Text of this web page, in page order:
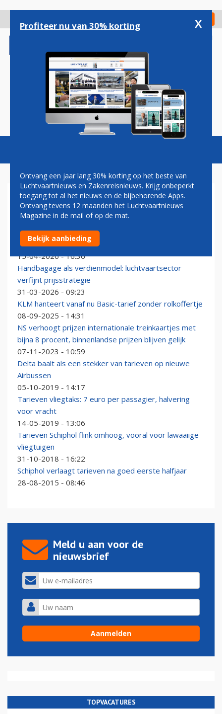
gaan
Check in
Magazine Podcasts Vacatures
TARIEVEN
Qantas schrapt vluchten naar VS en in eigen land
vanwege brandstoftekort
15-04-2026 - 16:36
Handbagage als verdienmodel: luchtvaartsector
verfijnt prijsstrategie
31-03-2026 - 09:23
KLM hanteert vanaf nu Basic-tarief zonder rolkoffertje
08-09-2025 - 14:31
NS verhoogt prijzen internationale treinkaartjes met
bijna 8 procent, binnenlandse prijzen blijven gelijk
07-11-2023 - 10:59
Delta baalt als een stekker van tarieven op nieuwe
Airbussen
05-10-2019 - 14:17
Tarieven vliegtaks: 7 euro per passagier, halvering
voor vracht
14-05-2019 - 13:06
Tarieven Schiphol flink omhoog, vooral voor lawaaiige
vliegtuigen
31-10-2018 - 16:22
Schiphol verlaagt tarieven na goed eerste halfjaar
28-08-2015 - 08:46
Meld u aan voor de
nieuwsbrief
TOPVACATURES
Profiteer nu van 30% korting x
Ontvang een jaar lang 30% korting op het beste van
Luchtvaartnieuws en Zakenreisnieuws. Krijg onbeperkt
toegang tot al het nieuws en de bijbehorende Apps.
Ontvang tevens 12 maanden het Luchtvaartnieuws
Magazine in de mail of op de mat.
Bekijk aanbieding